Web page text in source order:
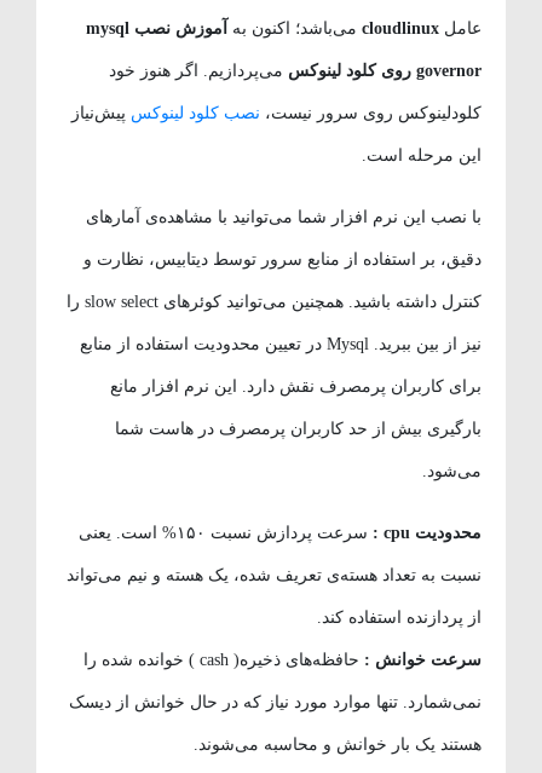
عاملcloudlinuxمی‌باشد؛ اکنون به آموزش نصب mysql
governor روی کلود لینوکس می‌پردازیم. اگر هنوز خود
کلودلینوکس روی سرور نیست،نصب کلود لینوکسپیش‌نیاز
این مرحله است.
با نصب این نرم افزار شما می‌توانید با مشاهده‌ی آمارهای
دقیق، بر استفاده از منابع سرور توسط دیتابیس، نظارت و
کنترل داشته باشید. همچنین می‌توانید کوئرهای slow select را
نیز از بین ببرید. Mysql در تعیین محدودیت استفاده از منابع
برای کاربران پرمصرف نقش دارد. این نرم افزار مانع
بارگیری بیش از حد کاربران پرمصرف در هاست شما
می‌شود.
محدودیت cpu : سرعت پردازش نسبت ۱۵۰% است. یعنی
نسبت به تعداد هسته‌ی تعریف شده، یک هسته و نیم می‌تواند
از پردازنده استفاده کند.
سرعت خوانش : حافظه‌های ذخیره( cash ) خوانده شده را
نمی‌شمارد. تنها موارد مورد نیاز که در حال خوانش از دیسک
هستند یک بار خوانش و محاسبه می‌شوند.